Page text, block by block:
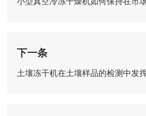
下一条
土壤冻干机在土壤样品的检测中发